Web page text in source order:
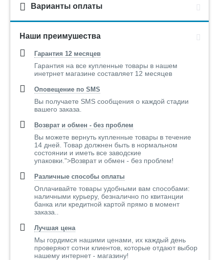
Варианты оплаты
Наши преимушества
Гарантия 12 месяцев
Гарантия на все купленные товары в нашем
инетрнет магазине составляет 12 месяцев
Оповещение по SMS
Вы получаете SMS сообщения о каждой стадии
вашего заказа.
Возврат и обмен - без проблем
Вы можете вернуть купленные товары в течение
14 дней. Товар должнен быть в нормальном
состоянии и иметь все заводские
упаковки.">Возврат и обмен - без проблем!
Различные способы оплаты
Оплачивайте товары удобными вам способами:
наличными курьеру, безналично по квитанции
банка или кредитной картой прямо в момент
заказа..
Лучшая цена
Мы гордимся нашими ценами, их каждый день
проверяют сотни клиентов, которые отдают выбор
нашему интернет - магазину!